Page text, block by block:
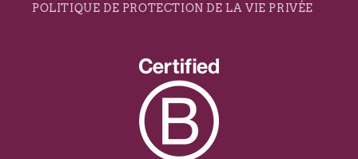
POLITIQUE DE PROTECTION DE LA VIE PRIVÉE